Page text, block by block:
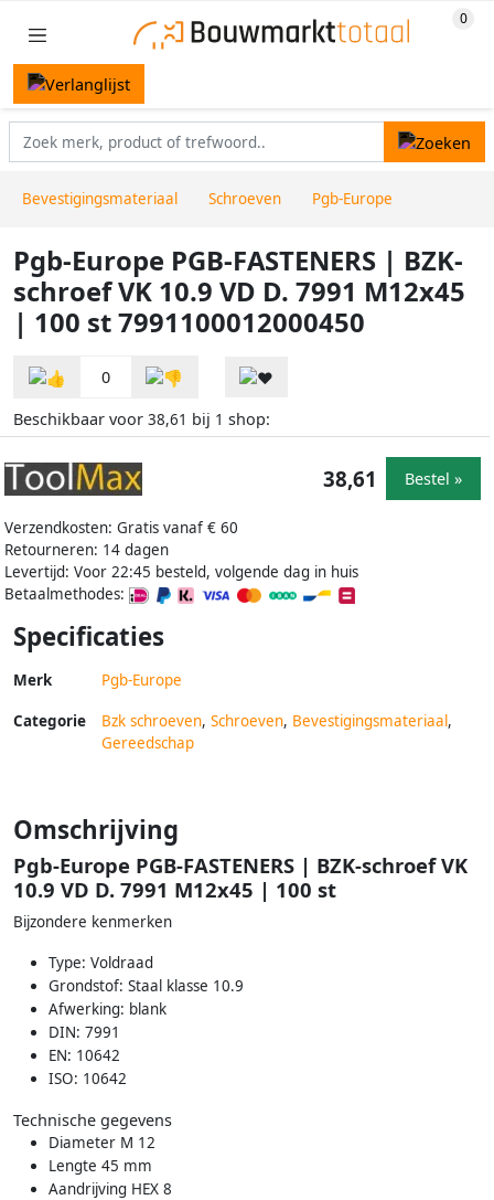
Bevestigingsmateriaal Schroeven Pgb-Europe
Pgb-Europe PGB-FASTENERS | BZK-
schroef VK 10.9 VD D. 7991 M12x45
| 100 st 7991100012000450
0
Beschikbaar voor 38,61 bij 1 shop:
Verzendkosten: Gratis vanaf € 60
Retourneren: 14 dagen
Levertijd: Voor 22:45 besteld, volgende dag in huis
Betaalmethodes:
38,61 Bestel »
Specificaties
Merk Pgb-Europe
Categorie Bzk schroeven, Schroeven, Bevestigingsmateriaal,
Gereedschap
Omschrijving
Pgb-Europe PGB-FASTENERS | BZK-schroef VK
10.9 VD D. 7991 M12x45 | 100 st
Bijzondere kenmerken
Type: Voldraad
Grondstof: Staal klasse 10.9
Afwerking: blank
DIN: 7991
EN: 10642
ISO: 10642
Technische gegevens
Diameter M 12
Lengte 45 mm
Aandrijving HEX 8